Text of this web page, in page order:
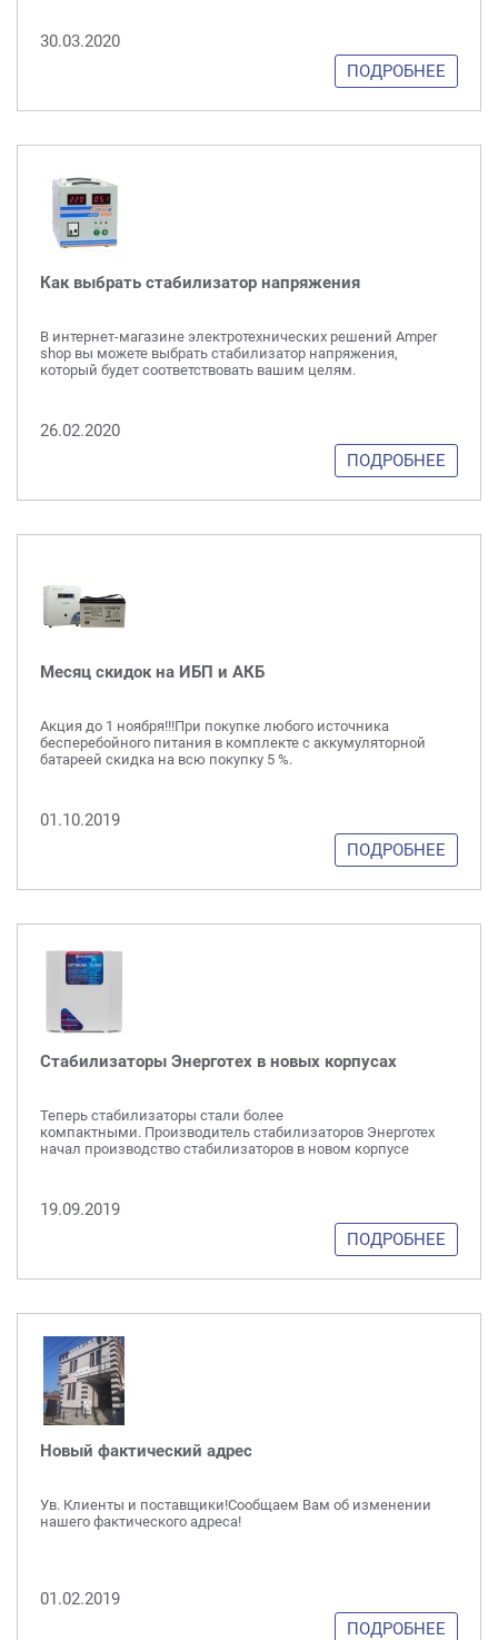
30.03.2020
ПОДРОБНЕЕ
Как выбрать стабилизатор напряжения
В интернет-магазине электротехнических решений Amper
shop вы можете выбрать стабилизатор напряжения,
который будет соответствовать вашим целям.
26.02.2020
ПОДРОБНЕЕ
Месяц скидок на ИБП и АКБ
Акция до 1 ноября!!!При покупке любого источника
бесперебойного питания в комплекте с аккумуляторной
батареей скидка на всю покупку 5 %.
01.10.2019
ПОДРОБНЕЕ
Стабилизаторы Энерготех в новых корпусах
Теперь стабилизаторы стали более
компактными. Производитель стабилизаторов Энерготех
начал производство стабилизаторов в новом корпусе
19.09.2019
ПОДРОБНЕЕ
Новый фактический адрес
Ув. Клиенты и поставщики!Сообщаем Вам об изменении
нашего фактического адреса!
01.02.2019
ПОДРОБНЕЕ